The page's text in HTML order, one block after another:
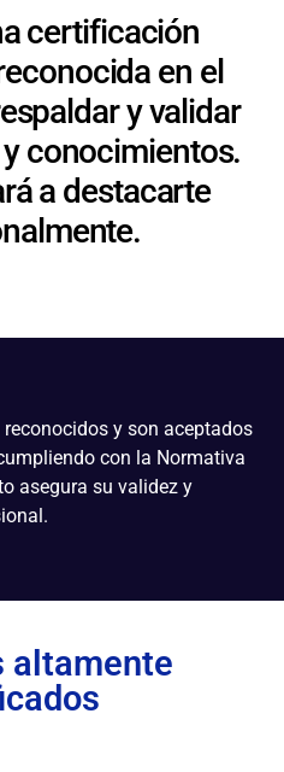
certificación
en el
y validar
conocimientos.
a destacarte
y son aceptados
con la Normativa
asegura su validez y
altamente